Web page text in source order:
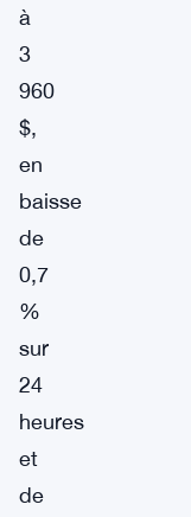
à
3
960
$,
en
baisse
de
0,7
%
sur
24
heures
et
de